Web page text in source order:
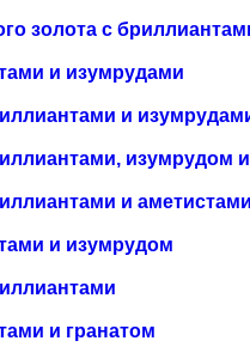
золота с
и изумрудами
и
изумрудом
и
и изумрудом
и гранатом